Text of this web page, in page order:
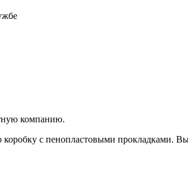
компанию.
с пенопластовыми прокладками.